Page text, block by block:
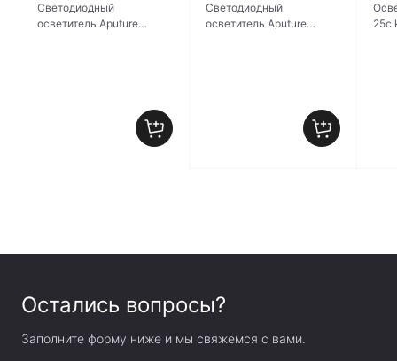
Светодиодный
осветитель Aputure
Светодиодный
осветитель Aputure
Остались вопросы?
Заполните форму ниже и мы свяжемся с вами.